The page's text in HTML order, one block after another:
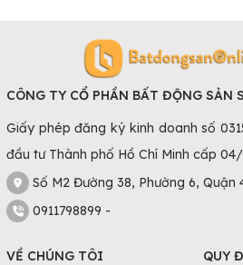
CÔNG TY CỔ PHẦN BẤT ĐỘNG SẢN
Giấy phép đăng ký kinh doanh số
đầu tư Thành phố Hồ Chí Minh cấp
Số M2 Đường 38, Phường 6, Quận
0911798899 -
VỀ CHÚNG TÔI
QUY